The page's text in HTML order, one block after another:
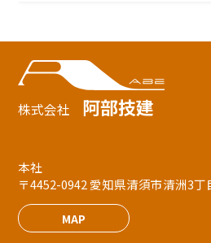
株式会社 阿部技建
本社
〒4452-0942 愛知県清須市清洲3丁
MAP